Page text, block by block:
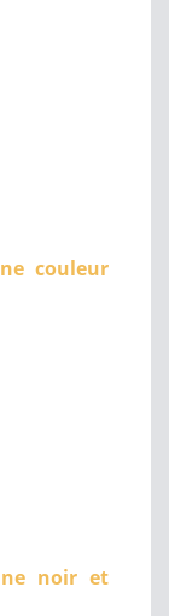
couleur
noir et